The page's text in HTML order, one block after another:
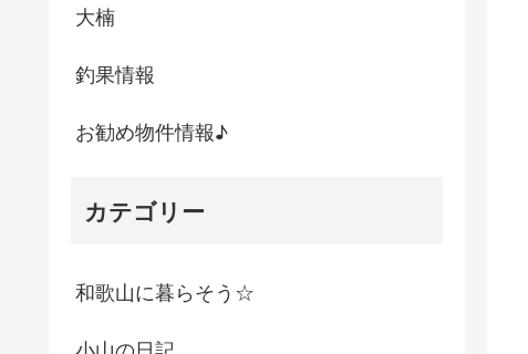
大楠
釣果情報
お勧め物件情報♪
カテゴリー
和歌山に暮らそう☆